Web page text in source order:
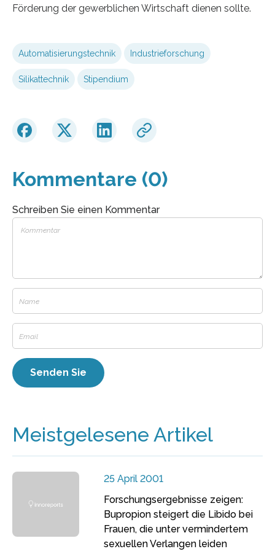
Förderung der gewerblichen Wirtschaft dienen sollte.
Automatisierungstechnik Industrieforschung
Silikattechnik Stipendium
Kommentare (0)
Schreiben Sie einen Kommentar
Meistgelesene Artikel
25 April 2001
Forschungsergebnisse zeigen:
Bupropion steigert die Libido bei
Frauen, die unter vermindertem
sexuellen Verlangen leiden